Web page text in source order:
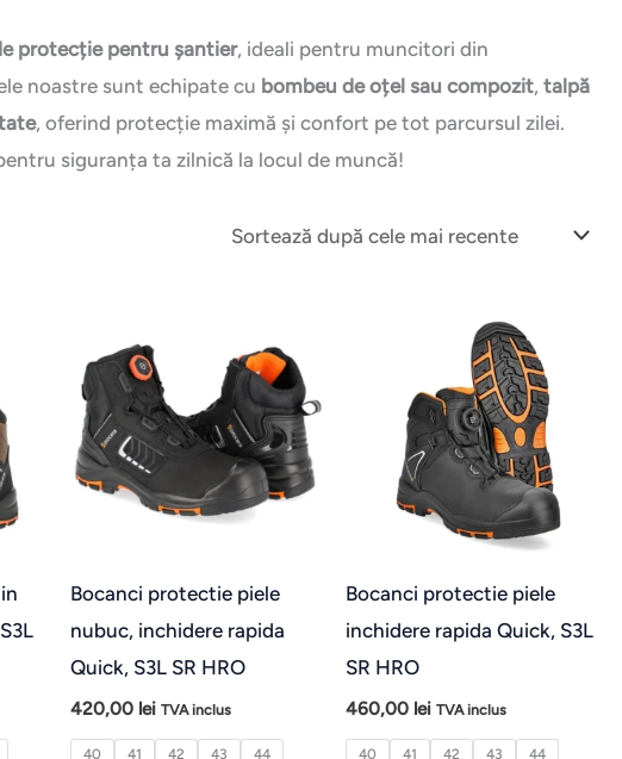
protecție pentru șantier, ideali pentru muncitori din
noastre sunt echipate cu bombeu de oțel sau compozit,talpă
, oferind protecție maximă și confort pe tot parcursul zilei.
siguranța ta zilnică la locul de muncă!
produs
multe
pot
alese
Bocanci protectie piele
nubuc, inchidere rapida
Quick, S3L SR HRO
420,00 lei TVA inclus
40 41 42 43
44
are
pot
alese
Bocanci protectie piele
inchidere rapida Quick, S3L
SR HRO
460,00 lei TVA inclus
40 41 42 43
44